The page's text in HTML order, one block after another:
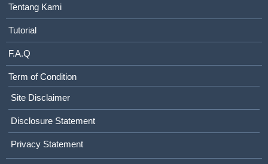
Tentang Kami
Tutorial
F.A.Q
Term of Condition
Site Disclaimer
Disclosure Statement
Privacy Statement